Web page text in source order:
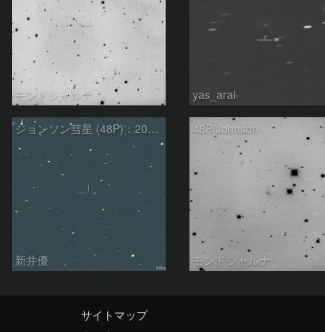
モンドシャルナ yas_arai
ジョンソン彗星 (48P)：2025/08/20
新井優
48P/Johnson
モンドシャルナ
サイトマップ